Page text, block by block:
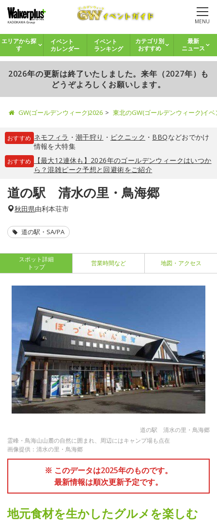
MENU
エリアから探
す
イベント
カレンダー
イベント
ランキング
カテゴリ別
おすすめ
最新
ニュース
2026年の更新は終了いたしました。来年（2027年）も
どうぞよろしくお願いします。
GW(ゴールデンウィーク)2026 東北のGW(ゴールデンウィーク)イ
おすすめ ネモフィラ ・ 潮干狩り ・ ピクニック ・ BBQなどおでかけ
情報を大特集
おすすめ
【最大12連休も】2026年のゴールデンウィークはいつか
ら？混雑ピーク予想と回避術をご紹介
道の駅 清水の里・鳥海郷
秋田県由利本荘市
道の駅・SA/PA
スポット詳細
トップ
営業時間など 地図・アクセス
道の駅 清水の里・鳥海郷
霊峰・鳥海山山麓の自然に囲まれ、周辺にはキャンプ場も点在
画像提供：清水の里・鳥海郷
※ このデータは2025年のものです。
最新情報は順次更新予定です。
地元食材を生かしたグルメを楽しむ